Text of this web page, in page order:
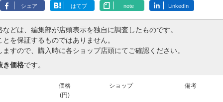
シェア はてブ note LinkedIn
どは、編集部が店頭表示を独自に調査したものです。
を保証するものではありません。
すので、購入時に各ショップ店頭にてご確認ください。
き価格です。
価格
(円)
ショップ 備考